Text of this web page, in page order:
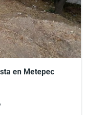
en Metepec